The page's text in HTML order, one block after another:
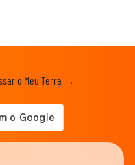
o Meu Terra →